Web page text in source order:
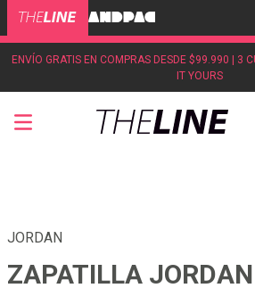
ENVÍO GRATIS EN COMPRAS DESDE $99.990 | 3
IT YOURS
JORDAN
ZAPATILLA